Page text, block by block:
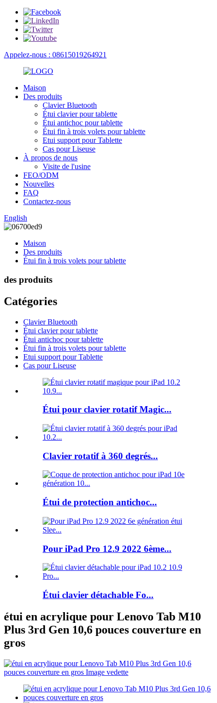
Appelez-nous : 08615019264921
Maison
Des produits
Clavier Bluetooth
Étui clavier pour tablette
Étui antichoc pour tablette
Étui fin à trois volets pour tablette
Etui support pour Tablette
Cas pour Liseuse
À propos de nous
Visite de l'usine
FEO/ODM
Nouvelles
FAQ
Contactez-nous
English
Maison
Des produits
Étui fin à trois volets pour tablette
des produits
Catégories
Clavier Bluetooth
Étui clavier pour tablette
Étui antichoc pour tablette
Étui fin à trois volets pour tablette
Etui support pour Tablette
Cas pour Liseuse
Étui pour clavier rotatif Magic...
Clavier rotatif à 360 degrés...
Étui de protection antichoc...
Pour iPad Pro 12.9 2022 6ème...
Étui clavier détachable Fo...
étui en acrylique pour Lenovo Tab M10
Plus 3rd Gen 10,6 pouces couverture en
gros